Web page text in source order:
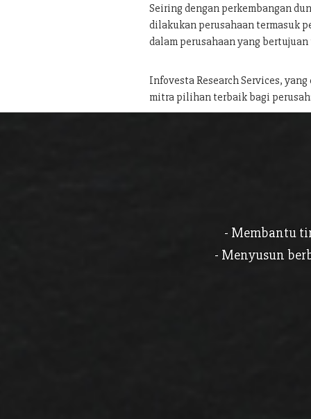
Seiring dengan perkembangan
dilakukan perusahaan termasuk
dalam perusahaan yang
Infovesta Research Services,
mitra pilihan terbaik bagi
- Membantu
- Menyusun